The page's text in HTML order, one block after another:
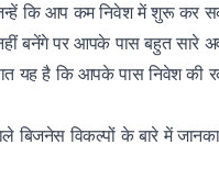
कि आप कम निवेश में शुरू कर
नहीं बनेंगे पर आपके पास बहुत
यह है कि आपके पास निवेश
बिजनेस विकल्पों के बारे में